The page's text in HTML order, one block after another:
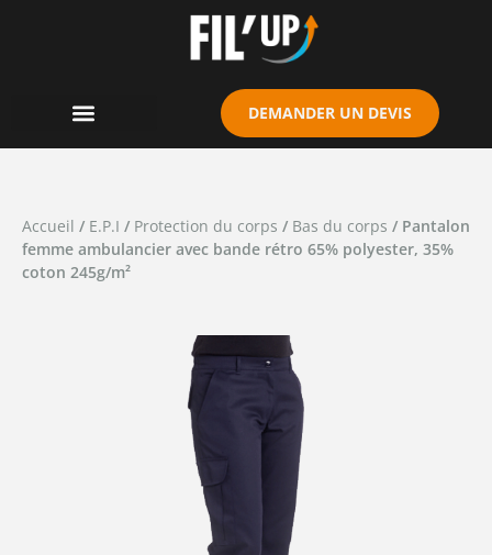
DEMANDER UN DEVIS
Accueil / E.P.I / Protection du corps / Bas du corps / Pantalon
femme ambulancier avec bande rétro 65% polyester, 35%
coton 245g/m²
Cookies management panel